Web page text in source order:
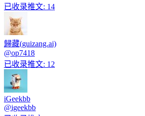
已收录推文: 14
歸藏(guizang.ai)
@op7418
已收录推文: 12
iGeekbb
@igeekbb